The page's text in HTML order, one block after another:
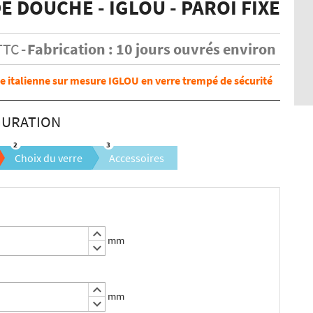
DOUCHE - IGLOU - PAROI FIXE
Fabrication : 10 jours ouvrés environ
italienne sur mesure IGLOU en verre trempé de sécurité
Choix du verre Accessoires
keyboard_arrow_up
keyboard_arrow_down mm
keyboard_arrow_up
keyboard_arrow_down mm